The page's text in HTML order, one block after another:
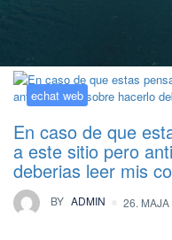
echat web
En caso de que
a este sitio pero
deberias leer mis
BY ADMIN 26.